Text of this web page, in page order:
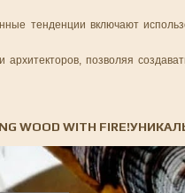
тенденции включают
позволяя
WOOD WITH